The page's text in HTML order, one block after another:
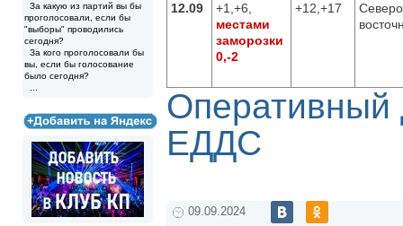
За какую из партий вы бы
проголосовали, если бы
"выборы" проводились
сегодня?
За кого проголосовали бы
вы, если бы голосование
было сегодня?
12.09
+1,+6,
местами
заморозки
0,-2
+12,+17
ЕДДС
09.09.2024